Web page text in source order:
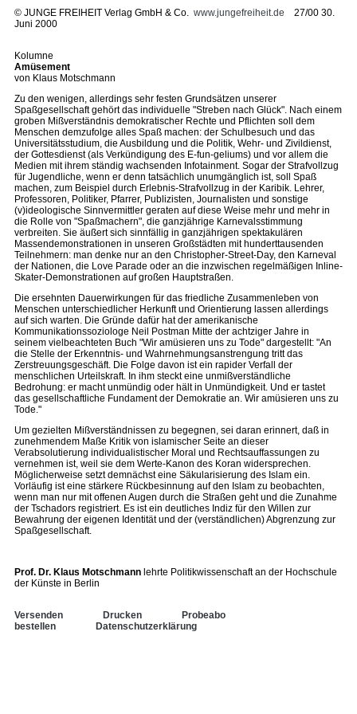
© JUNGE FREIHEIT Verlag GmbH & Co. www.jungefreiheit.de 27/00 30.
Juni 2000
Kolumne
Amüsement
von Klaus Motschmann
Zu den wenigen, allerdings sehr festen Grundsätzen unserer
Spaßgesellschaft gehört das individuelle "Streben nach Glück". Nach einem
groben Mißverständnis demokratischer Rechte und Pflichten soll dem
Menschen demzufolge alles Spaß machen: der Schulbesuch und das
Universitätsstudium, die Ausbildung und die Politik, Wehr- und Zivildienst,
der Gottesdienst (als Verkündigung des E-fun-geliums) und vor allem die
Medien mit ihrem ständig wachsenden Infotainment. Sogar der Strafvollzug
für Jugendliche, wenn er denn tatsächlich unumgänglich ist, soll Spaß
machen, zum Beispiel durch Erlebnis-Strafvollzug in der Karibik. Lehrer,
Professoren, Politiker, Pfarrer, Publizisten, Journalisten und sonstige
(v)ideologische Sinnvermittler geraten auf diese Weise mehr und mehr in
die Rolle von "Spaßmachern", die ganzjährige Karnevalsstimmung
verbreiten. Sie äußert sich sinnfällig in ganzjährigen spektakulären
Massendemonstrationen in unseren Großstädten mit hunderttausenden
Teilnehmern: man denke nur an den Christopher-Street-Day, den Karneval
der Nationen, die Love Parade oder an die inzwischen regelmäßigen Inline-
Skater-Demonstrationen auf großen Hauptstraßen.
Die ersehnten Dauerwirkungen für das friedliche Zusammenleben von
Menschen unterschiedlicher Herkunft und Orientierung lassen allerdings
auf sich warten. Die Gründe dafür hat der amerikanische
Kommunikationssoziologe Neil Postman Mitte der achtziger Jahre in
seinem vielbeachteten Buch "Wir amüsieren uns zu Tode" dargestellt: "An
die Stelle der Erkenntnis- und Wahrnehmungsanstrengung tritt das
Zerstreuungsgeschäft. Die Folge davon ist ein rapider Verfall der
menschlichen Urteilskraft. In ihm steckt eine unmißverständliche
Bedrohung: er macht unmündig oder hält in Unmündigkeit. Und er tastet
das gesellschaftliche Fundament der Demokratie an. Wir amüsieren uns zu
Tode."
Um gezielten Mißverständnissen zu begegnen, sei daran erinnert, daß in
zunehmendem Maße Kritik von islamischer Seite an dieser
Verabsolutierung individualistischer Moral und Rechtsauffassungen zu
vernehmen ist, weil sie dem Werte-Kanon des Koran widersprechen.
Möglicherweise setzt demnächst eine Säkularisierung des Islam ein.
Vorläufig ist eine stärkere Rückbesinnung auf den Islam zu beobachten,
wenn man nur mit offenen Augen durch die Straßen geht und die Zunahme
der Tschadors registriert. Es ist ein deutliches Indiz für den Willen zur
Bewahrung der eigenen Identität und der (verständlichen) Abgrenzung zur
Spaßgesellschaft.
Prof. Dr. Klaus Motschmann lehrte Politikwissenschaft an der Hochschule
der Künste in Berlin
Versenden Drucken
Probeabo
bestellen
Datenschutzerklärung